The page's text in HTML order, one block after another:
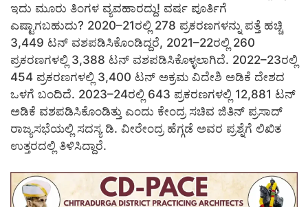
ಇದು ಮೂರು ತಿಂಗಳ ವ್ಯವಹಾರದ್ದು! ವರ್ಷ ಪೂರ್ತಿಗೆ
ಎಷ್ಟಾಗಬಹುದು? 2020–21ರಲ್ಲಿ 278 ಪ್ರಕರಣಗಳನ್ನು ಪತ್ತೆ ಹಚ್ಚಿ
3,449 ಟನ್ ವಶಪಡಿಸಿಕೊಂಡಿದ್ದರೆ, 2021–22ರಲ್ಲಿ 260
ಪ್ರಕರಣಗಳಲ್ಲಿ 3,388 ಟನ್‌ ವಶಪಡಿಸಿಕೊಳ್ಳಲಾಗಿದೆ. 2022–23ರಲ್ಲಿ
454 ಪ್ರಕರಣಗಳಲ್ಲಿ 3,400 ಟನ್ ಅಕ್ರಮ ವಿದೇಶಿ ಅಡಿಕೆ ದೇಶದ
ಒಳಗೆ ಬಂದಿದೆ. 2023–24ರಲ್ಲಿ 643 ಪ್ರಕರಣಗಳಲ್ಲಿ 12,881 ಟನ್‌
ಅಡಿಕೆ ವಶಪಡಿಸಿಕೊಂಡಿತ್ತು ಎಂದು ಕೇಂದ್ರ ಸಚಿವ ಜಿತಿನ್‌ ಪ್ರಸಾದ್
ರಾಜ್ಯಸಭೆಯಲ್ಲಿ ಸದಸ್ಯ ಡಿ. ವೀರೇಂದ್ರ ಹೆಗ್ಗಡೆ ಅವರ ಪ್ರಶ್ನೆಗೆ ಲಿಖಿತ
ಉತ್ತರದಲ್ಲಿ ತಿಳಿಸಿದ್ದಾರೆ.